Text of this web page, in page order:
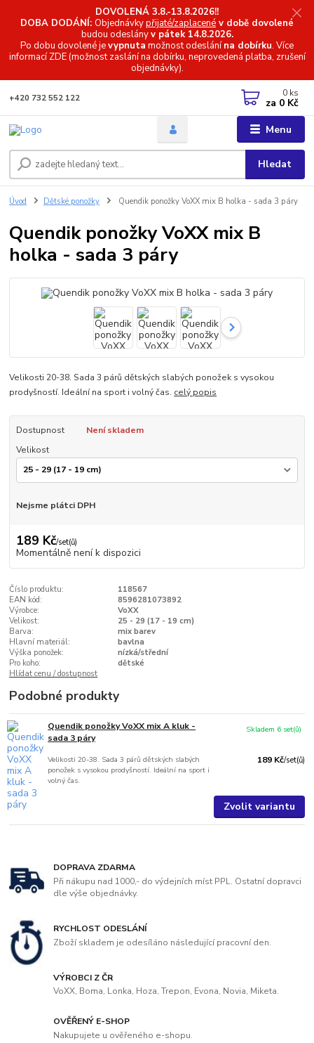
DOVOLENÁ 3.8.-13.8.2026!!
DOBA DODÁNÍ: Objednávkypřijaté/zaplacené v době dovolené
budou odeslányv pátek 14.8.2026.
Po dobu dovolené jevypnuta možnost odeslánína dobírku. Více
informacíZDE (možnost zaslání na dobírku, neprovedená platba, zrušení
objednávky).
Menu
Hledat
+420 732 552 122 0 ks
za 0 Kč
Úvod Dětské ponožky Quendik ponožky VoXX mix B holka - sada 3 páry
Quendik ponožky VoXX mix B
holka - sada 3 páry
Velikosti 20-38. Sada 3 párů dětských slabých ponožek s vysokou
prodyšností. Ideální na sport i volný čas. celý popis
Dostupnost
Není skladem
Velikost
Nejsme plátci DPH
189 Kč/set(ů)
Momentálně není k dispozici
Číslo produktu:
118567
EAN kód:
8596281073892
Výrobce:
VoXX
Velikost:
25 - 29 (17 - 19 cm)
Barva:
mix barev
Hlavní materiál:
bavlna
Výška ponožek:
nízká/střední
Pro koho:
dětské
Hlídat cenu / dostupnost
Podobné produkty
Quendik ponožky VoXX mix A kluk -
sada 3 páry
Velikosti 20-38. Sada 3 párů dětských slabých
ponožek s vysokou prodyšností. Ideální na sport i
volný čas.
189 Kč/set(ů)
Skladem 6 set(ů)
Zvolit variantu
DOPRAVA ZDARMA
Při nákupu nad 1000,- do výdejních míst PPL. Ostatní dopravci
dle výše objednávky.
RYCHLOST ODESLÁNÍ
Zboží skladem je odesíláno následující pracovní den.
VÝROBCI Z ČR
VoXX, Boma, Lonka, Hoza, Trepon, Evona, Novia, Miketa.
OVĚŘENÝ E-SHOP
Nakupujete u ověřeného e-shopu.